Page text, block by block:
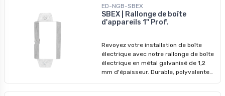
montants, ce qui permet d'obtenir une
finition affleurante et soignée. -
Installation : A installer sur un montant
conçus pour surpasser les modèles
précédents. Ne manquez pas nos prix
imbattables - profitez-en pour
ED-NGB-SBEX
SBEX | Rallonge de boîte
d'appareils 1'' Prof.
Revoyez votre installation de boîte
électrique avec notre rallonge de boîte
électrique en métal galvanisé de 1,2
mm d'épaisseur. Durable, polyvalente